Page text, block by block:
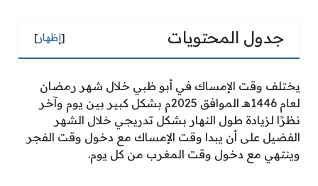
جدول المحتويات [إظهار]
يختلف وقت الإمساك في أبو ظبي خلال شهر رمضان
لعام 1446هـ الموافق 2025م بشكل كبير بين يوم وآخر
نظرًا لزيادة طول النهار بشكل تدريجي خلال الشهر
الفضيل على أن يبدا وقت الإمساك مع دخول وقت الفجر
وينتهي مع دخول وقت المغرب من كل يوم.